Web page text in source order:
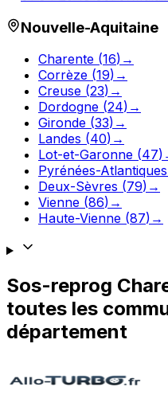
Nouvelle-Aquitaine
Charente (16) →
Corrèze (19) →
Creuse (23) →
Dordogne (24) →
Gironde (33) →
Landes (40) →
Lot-et-Garonne (47)
Pyrénées-Atlantiques
Deux-Sèvres (79) →
Vienne (86) →
Haute-Vienne (87) →
Sos-reprog
toutes les
département